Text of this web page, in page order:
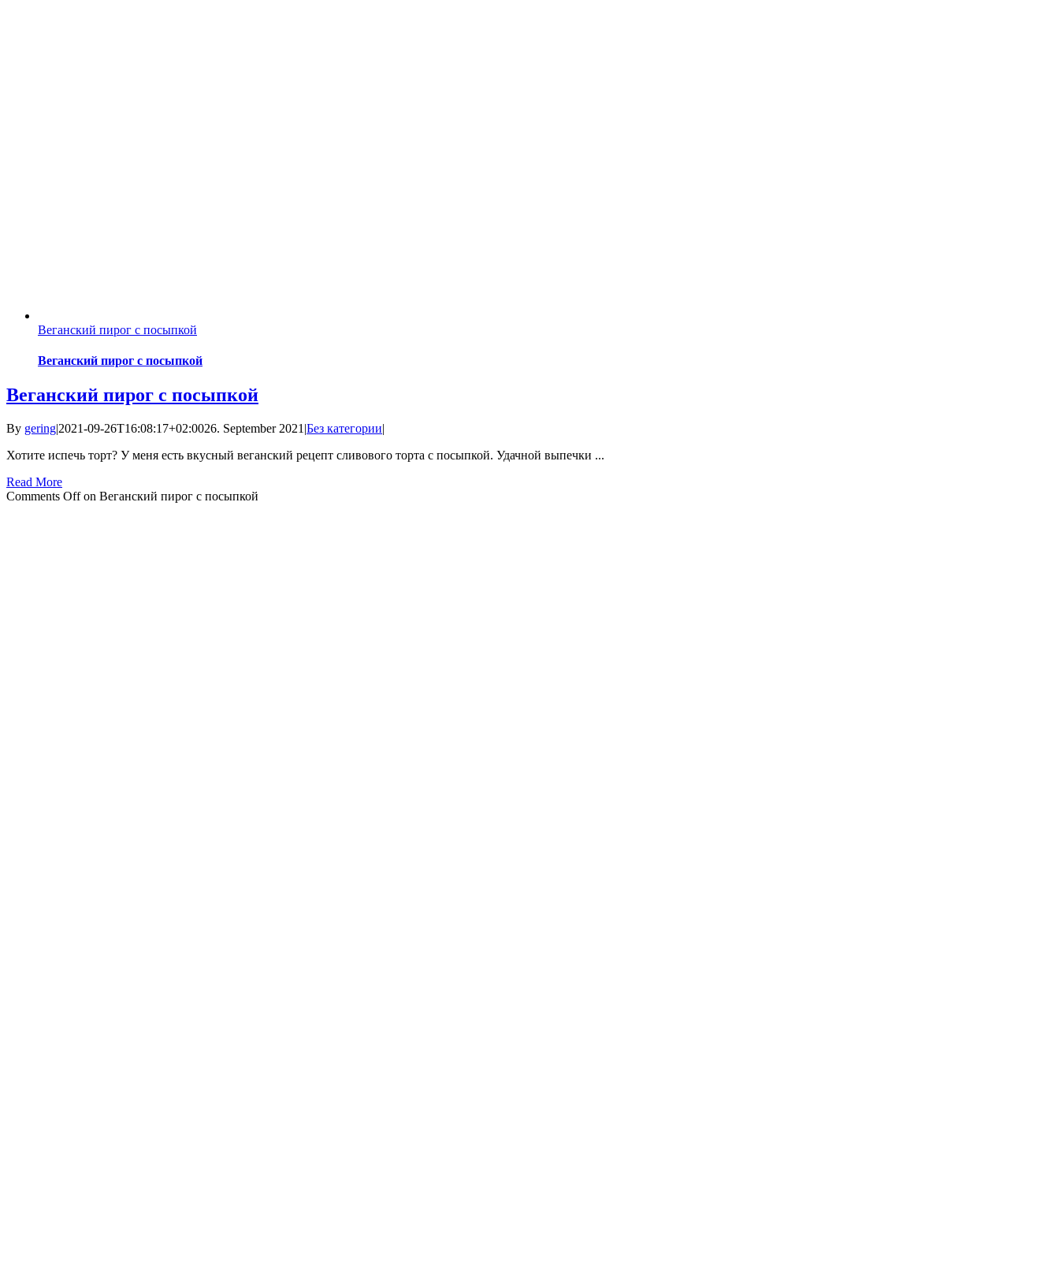
Веганский пирог с посыпкой
Веганский пирог с посыпкой
Веганский пирог с посыпкой
By gering|2021-09-26T16:08:17+02:0026. September 2021 |Без категории|
Хотите испечь торт? У меня есть вкусный веганский рецепт сливового торта с посыпкой. Удачной выпечки ...
Read More
Comments Offon Веганский пирог с посыпкой